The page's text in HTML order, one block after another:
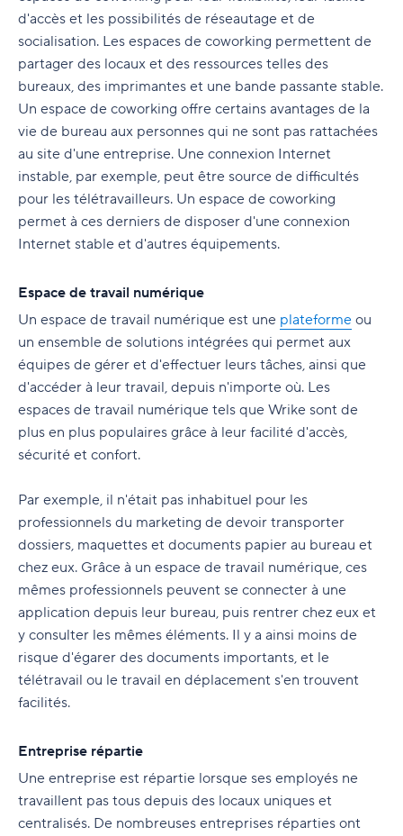
d'accès et les possibilités de réseautage et de
socialisation. Les espaces de coworking permettent de
partager des locaux et des ressources telles des
bureaux, des imprimantes et une bande passante stable.
Un espace de coworking offre certains avantages de la
vie de bureau aux personnes qui ne sont pas rattachées
au site d'une entreprise. Une connexion Internet
instable, par exemple, peut être source de difficultés
pour les télétravailleurs. Un espace de coworking
permet à ces derniers de disposer d'une connexion
Internet stable et d'autres équipements.
Espace de travail numérique
Un espace de travail numérique est une plateforme ou
un ensemble de solutions intégrées qui permet aux
équipes de gérer et d'effectuer leurs tâches, ainsi que
d'accéder à leur travail, depuis n'importe où. Les
espaces de travail numérique tels que Wrike sont de
plus en plus populaires grâce à leur facilité d'accès,
sécurité et confort.
Par exemple, il n'était pas inhabituel pour les
professionnels du marketing de devoir transporter
dossiers, maquettes et documents papier au bureau et
chez eux. Grâce à un espace de travail numérique, ces
mêmes professionnels peuvent se connecter à une
application depuis leur bureau, puis rentrer chez eux et
y consulter les mêmes éléments. Il y a ainsi moins de
risque d'égarer des documents importants, et le
télétravail ou le travail en déplacement s'en trouvent
facilités.
Entreprise répartie
Une entreprise est répartie lorsque ses employés ne
travaillent pas tous depuis des locaux uniques et
centralisés. De nombreuses entreprises réparties ont